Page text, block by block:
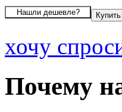
хочу
Почему